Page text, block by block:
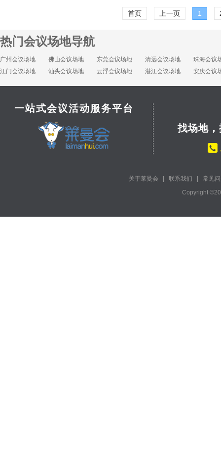
首页 上一页 1
热门会议场地导航
广州会议场地 佛山会议场地 东莞会议场地 清远会议场地
珠海会议
江门会议场地
汕头会议场地 云浮会议场地 湛江会议场地 安庆会议
一站式会议活动服务平台
找场地
关于莱曼会 联系我们
常见
Copyright